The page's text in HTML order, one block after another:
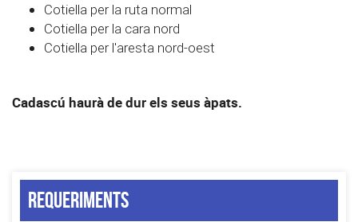
Cotiella per la ruta normal
Cotiella per la cara nord
Cotiella per l'aresta nord-oest
Cadascú haurà de dur els seus àpats.
Requeriments